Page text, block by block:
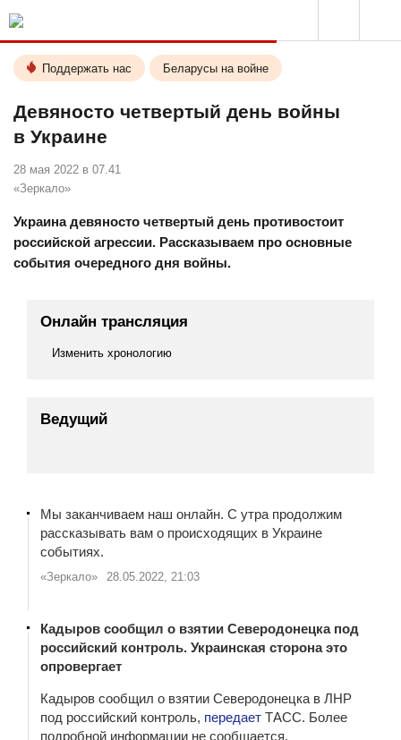
Поддержать нас Беларусы на войне
Девяносто четвертый день войны
в Украине
28 мая 2022 в 07.41
«Зеркало»
Украина девяносто четвертый день противостоит
российской агрессии. Рассказываем про основные
события очередного дня войны.